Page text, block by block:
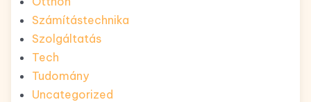
Számítástechnika
Szolgáltatás
Tech
Tudomány
Uncategorized